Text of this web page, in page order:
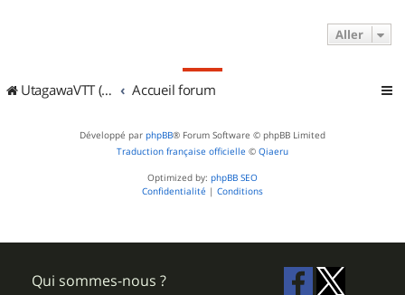
Aller
UtagawaVTT (Randos VTT et VTTAE avec traces GPS) Accueil forum
Développé par phpBB® Forum Software © phpBB Limited
Traduction française officielle © Qiaeru
Optimized by: phpBB SEO
Confidentialité | Conditions
Qui sommes-nous ?